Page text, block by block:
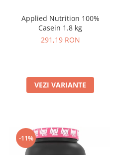
Applied Nutrition 100%
Casein 1.8 kg
291,19 RON
VEZI VARIANTE
-11%